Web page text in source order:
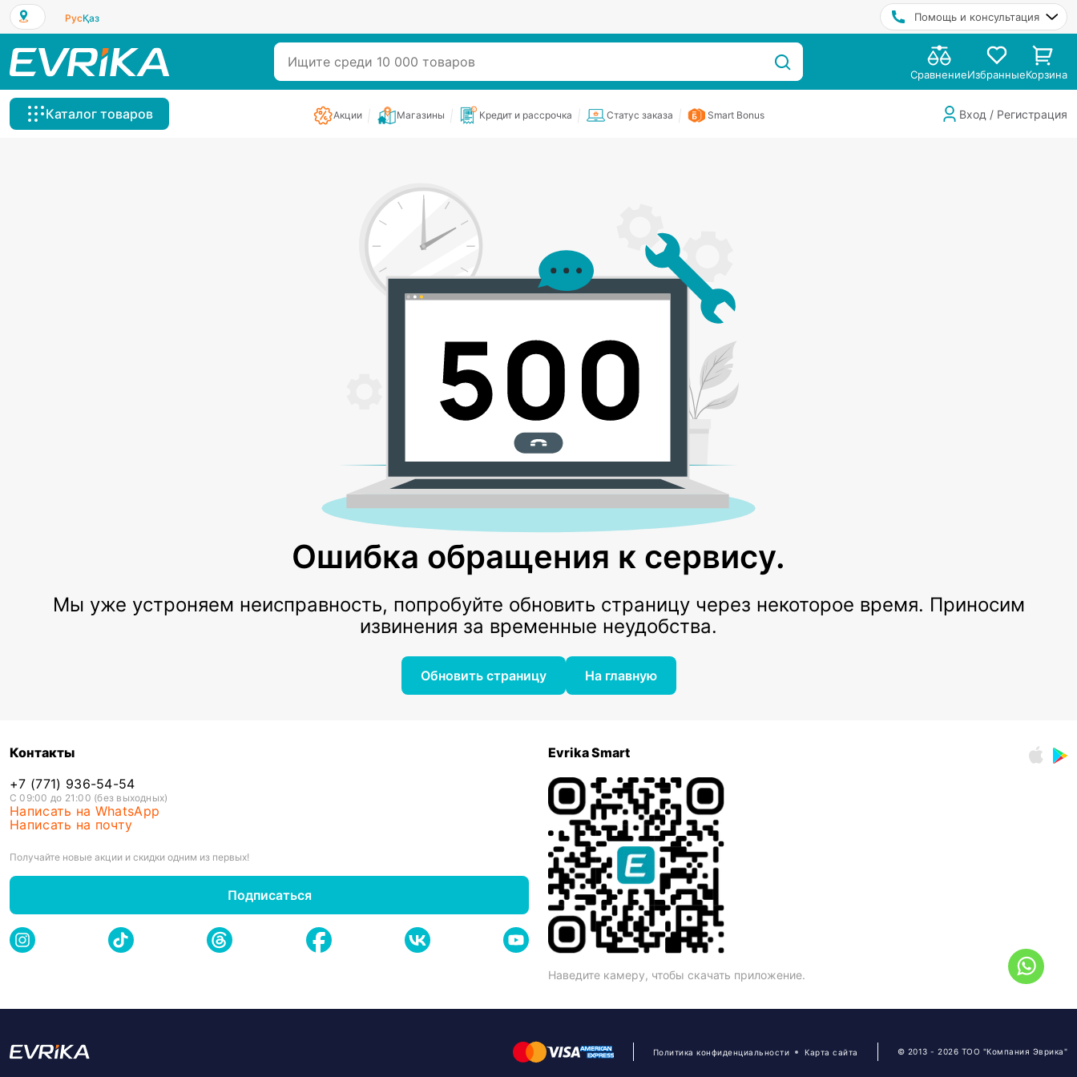
РусҚаз Помощь и консультация
СравнениеИзбранныеКорзина
Каталог товаров Акции Магазины Кредит и рассрочка Статус заказа Smart Bonus Вход / Регистрация
Ошибка обращения к сервису.
Мы уже устроняем неисправность, попробуйте обновить страницу через некоторое время. Приносим
извинения за временные неудобства.
Обновить страницу На главную
Контакты
+7 (771) 936-54-54
С 09:00 до 21:00 (без выходных)
Написать на WhatsApp
Написать на почту
Получайте новые акции и скидки одним из первых!
Подписаться
Evrika Smart
Наведите камеру, чтобы скачать приложение.
Политика конфиденциальности Карта сайта © 2013 - 2026 ТОО "Компания Эврика"